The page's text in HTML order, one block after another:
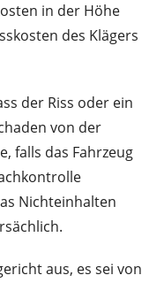
in der Höhe
des Klägers
der Riss oder ein
von der
falls das Fahrzeug
Nichteinhalten
aus, es sei von